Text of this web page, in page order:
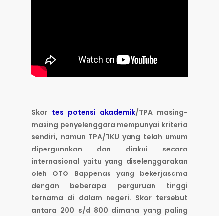
Skor tes potensi akademik/TPA masing-
masing penyelenggara mempunyai kriteria
sendiri, namun TPA/TKU yang telah umum
dipergunakan dan diakui secara
internasional yaitu yang diselenggarakan
oleh OTO Bappenas yang bekerjasama
dengan beberapa perguruan tinggi
ternama di dalam negeri. Skor tersebut
antara 200 s/d 800 dimana yang paling